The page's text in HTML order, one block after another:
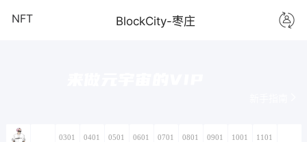
NFT BlockCity-枣庄
0101 0301 0401 0501 0601 0701 0801 0901 1001 1101